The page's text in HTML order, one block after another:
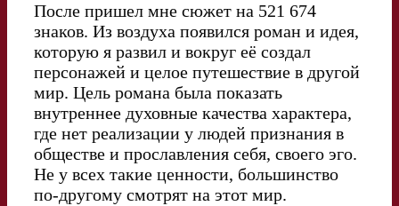
После пришел мне сюжет на 521 674
знаков. Из воздуха появился роман и идея,
которую я развил и вокруг её создал
персонажей и целое путешествие в другой
мир. Цель романа была показать
внутреннее духовные качества характера,
где нет реализации у людей признания в
обществе и прославления себя, своего эго.
Не у всех такие ценности, большинство
по-другому смотрят на этот мир.